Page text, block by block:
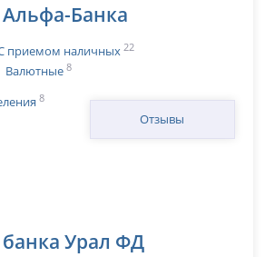
Банка
приемом наличных 22
Валютные 8
8
Отзывы
Урал ФД